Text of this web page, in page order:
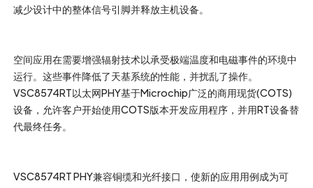
减少设计中的整体信号引脚并释放主机设备。
空间应用在需要增强辐射技术以承受极端温度和电磁事件的环境中
运行。这些事件降低了天基系统的性能，并扰乱了操作。
VSC8574RT以太网PHY基于Microchip广泛的商用现货(COTS)
设备，允许客户开始使用COTS版本开发应用程序，并用RT设备替
代最终任务。
VSC8574RT PHY兼容铜缆和光纤接口，使新的应用用例成为可